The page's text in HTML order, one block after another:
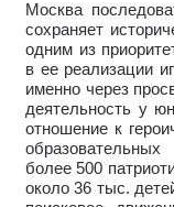
Москва
сохраняет
одним из
в ее реализации
именно через
деятельность у
отношение к
более 500
около 36 тыс.